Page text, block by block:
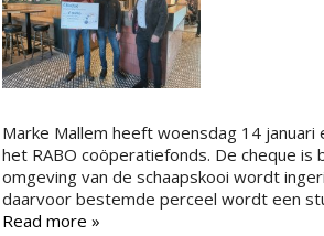
Marke Mallem heeft woensdag 14
het RABO coöperatiefonds. De cheque
omgeving van de schaapskooi wordt
daarvoor bestemde perceel wordt een
Read more »